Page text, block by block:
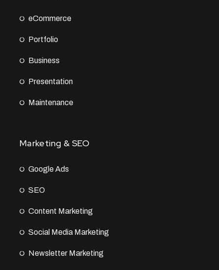
eCommerce
Portfolio
Business
Presentation
Maintenance
Marketing & SEO
Google Ads
SEO
Content Marketing
Social Media Marketing
Newsletter Marketing